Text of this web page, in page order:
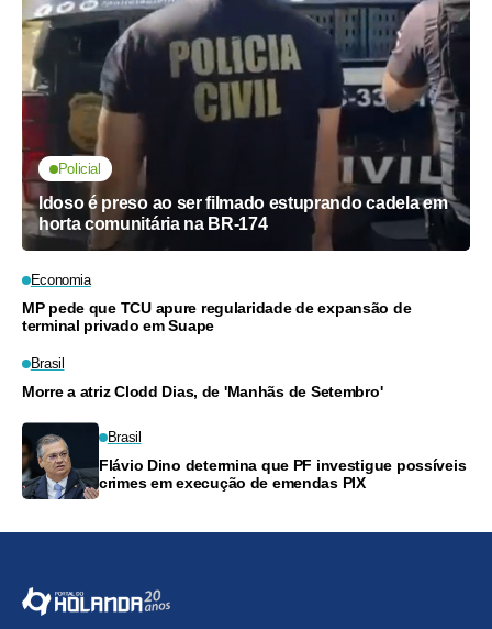
Policial
Idoso é preso ao ser filmado estuprando cadela em
horta comunitária na BR-174
Economia
MP pede que TCU apure regularidade de expansão de
terminal privado em Suape
Brasil
Morre a atriz Clodd Dias, de 'Manhãs de Setembro'
Brasil
Flávio Dino determina que PF investigue possíveis
crimes em execução de emendas PIX